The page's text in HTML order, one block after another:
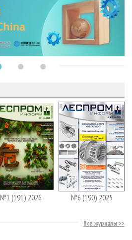
№1 (191) 2026 №6 (190) 2025
Все журналы